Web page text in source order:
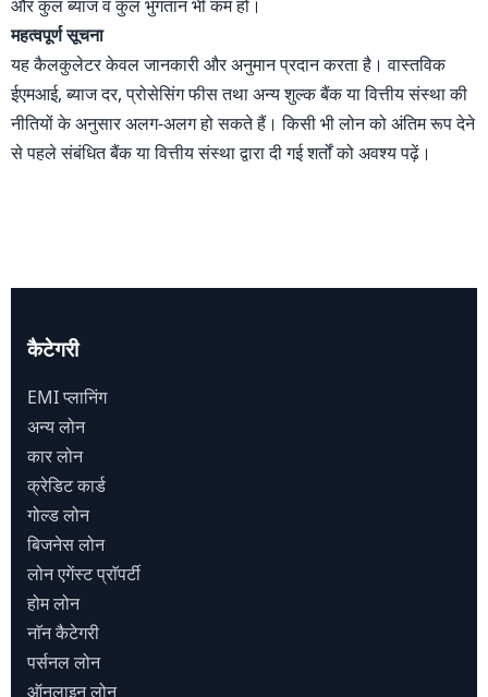
और कुल ब्याज व कुल भुगतान भी कम हो।
महत्वपूर्ण सूचना
यह कैलकुलेटर केवल जानकारी और अनुमान प्रदान करता है। वास्तविक
ईएमआई, ब्याज दर, प्रोसेसिंग फीस तथा अन्य शुल्क बैंक या वित्तीय संस्था की
नीतियों के अनुसार अलग-अलग हो सकते हैं। किसी भी लोन को अंतिम रूप देने
से पहले संबंधित बैंक या वित्तीय संस्था द्वारा दी गई शर्तों को अवश्य पढ़ें।
कैटेगरी
EMI प्लानिंग
अन्य लोन
कार लोन
क्रेडिट कार्ड
गोल्ड लोन
बिजनेस लोन
लोन एगेंस्ट प्राॅपर्टी
होम लोन
नाॅन कैटेगरी
पर्सनल लोन
ऑनलाइन लोन